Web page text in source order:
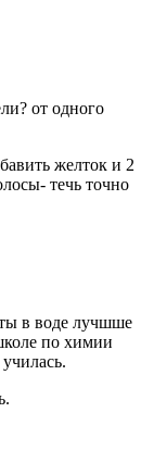
от одного
желток и 2
течь точно
в воде лучшше
по химии